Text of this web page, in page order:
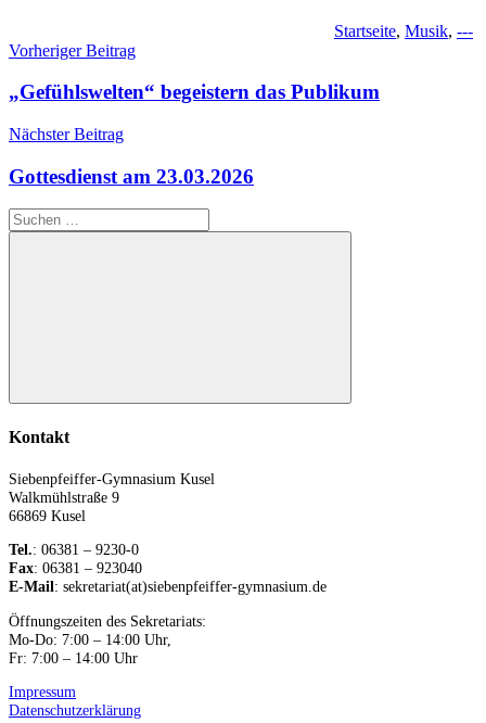
Startseite, Musik, ---
Beitragsnavigation
Vorheriger Beitrag
„Gefühlswelten“ begeistern das Publikum
Nächster Beitrag
Gottesdienst am 23.03.2026
Suchen
nach:
Suchen
Kontakt
Siebenpfeiffer-Gymnasium Kusel
Walkmühlstraße 9
66869 Kusel
Tel.: 06381 – 9230-0
Fax: 06381 – 923040
E-Mail: sekretariat(at)siebenpfeiffer-gymnasium.de
Öffnungszeiten des Sekretariats:
Mo-Do: 7:00 – 14:00 Uhr,
Fr: 7:00 – 14:00 Uhr
Impressum
Datenschutzerklärung